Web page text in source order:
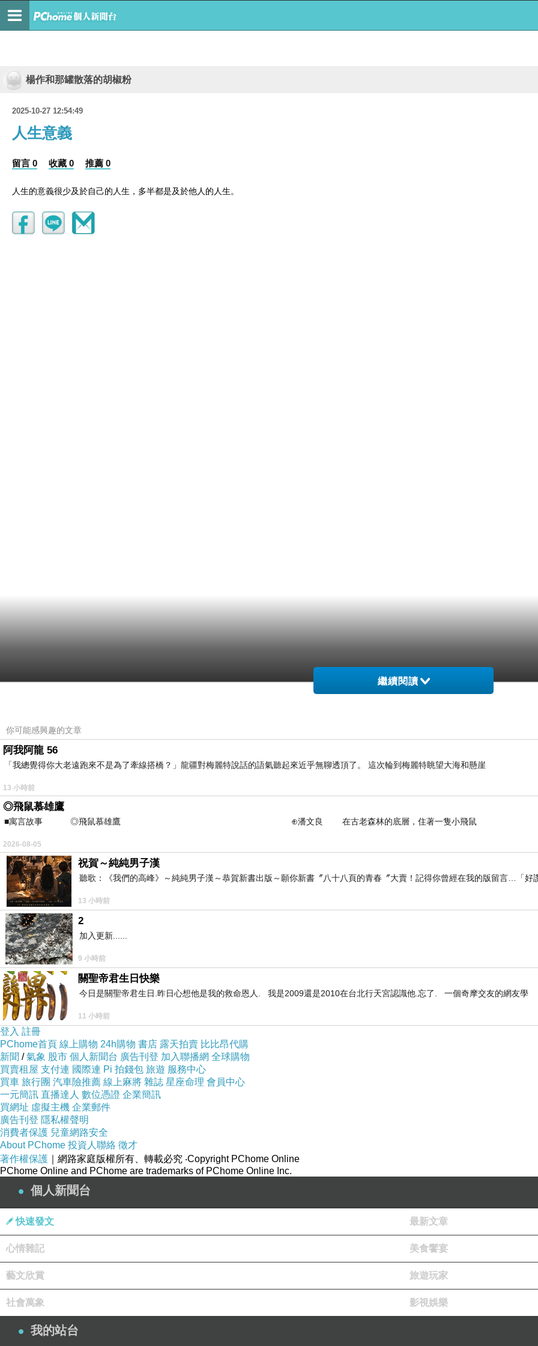
楊作和那罐散落的胡椒粉
2025-10-27 12:54:49
人生意義
留言 0 收藏 0 推薦 0
人生的意義很少及於自己的人生，多半都是及於他人的人生。
繼續閱讀
你可能感興趣的文章
阿我阿龍 56
「我總覺得你大老遠跑來不是為了牽線搭橋？」龍疆對梅麗特說話的語氣聽起來近乎無聊透頂了。 這次輪到梅麗特眺望大海和懸崖
13 小時前
◎飛鼠慕雄鷹
■寓言故事 ◎飛鼠慕雄鷹 ⊕潘文良 在古老森林的底層，住著一隻小飛鼠
2026-08-05
祝賀～純純男子漢
聽歌：《我們的高峰》～純純男子漢～恭賀新書出版～願你新書〞八十八頁的青春〞大賣！記得你曾經在我的版留言…「好
13 小時前
2
加入更新......
9 小時前
關聖帝君生日快樂
今日是關聖帝君生日.昨日心想他是我的救命恩人. 我是2009還是2010在台北行天宮認識他.忘了. 一個奇摩交友的網友學
11 小時前
登入 註冊
PChome首頁 線上購物 24h購物 書店 露天拍賣 比比昂代購
新聞 /氣象 股市 個人新聞台 廣告刊登 加入聯播網 全球購物
買賣租屋 支付連 國際連 Pi 拍錢包 旅遊 服務中心
買車 旅行團 汽車險推薦 線上麻將 雜誌 星座命理 會員中心
一元簡訊 直播達人 數位憑證 企業簡訊
買網址 虛擬主機 企業郵件
廣告刊登 隱私權聲明
消費者保護 兒童網路安全
About PChome 投資人聯絡 徵才
著作權保護 ｜網路家庭版權所有、轉載必究 ‧Copyright PChome Online
PChome Online and PChome are trademarks of PChome Online Inc.
個人新聞台
快速發文 最新文章
心情雜記 美食饗宴
藝文欣賞 旅遊玩家
社會萬象 影視娛樂
我的站台